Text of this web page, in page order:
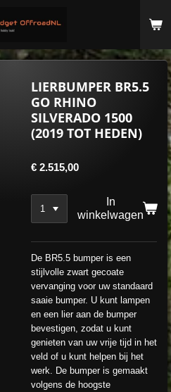
LIERBUMPER BR5.5
GO RHINO
SILVERADO 1500
(2019 TOT HEDEN)
€ 2.515,00
In
winkelwagen
De BR5.5 bumper is een
stijlvolle zwart gecoate
vervanging voor uw standaard
saaie bumper. U kunt lampen
en een lier aan de bumper
bevestigen, zodat u kunt
genieten van uw vrije tijd in het
veld of u kunt helpen bij het
werk. De bumper is gemaakt
volgens de hoogste